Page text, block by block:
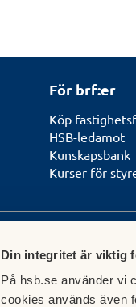
Din integritet är viktig
På hsb.se använder vi
cookies används även
För brf:er
Köp
HSB-ledamot
Kunskapsbank
Kurser för
Öppettider